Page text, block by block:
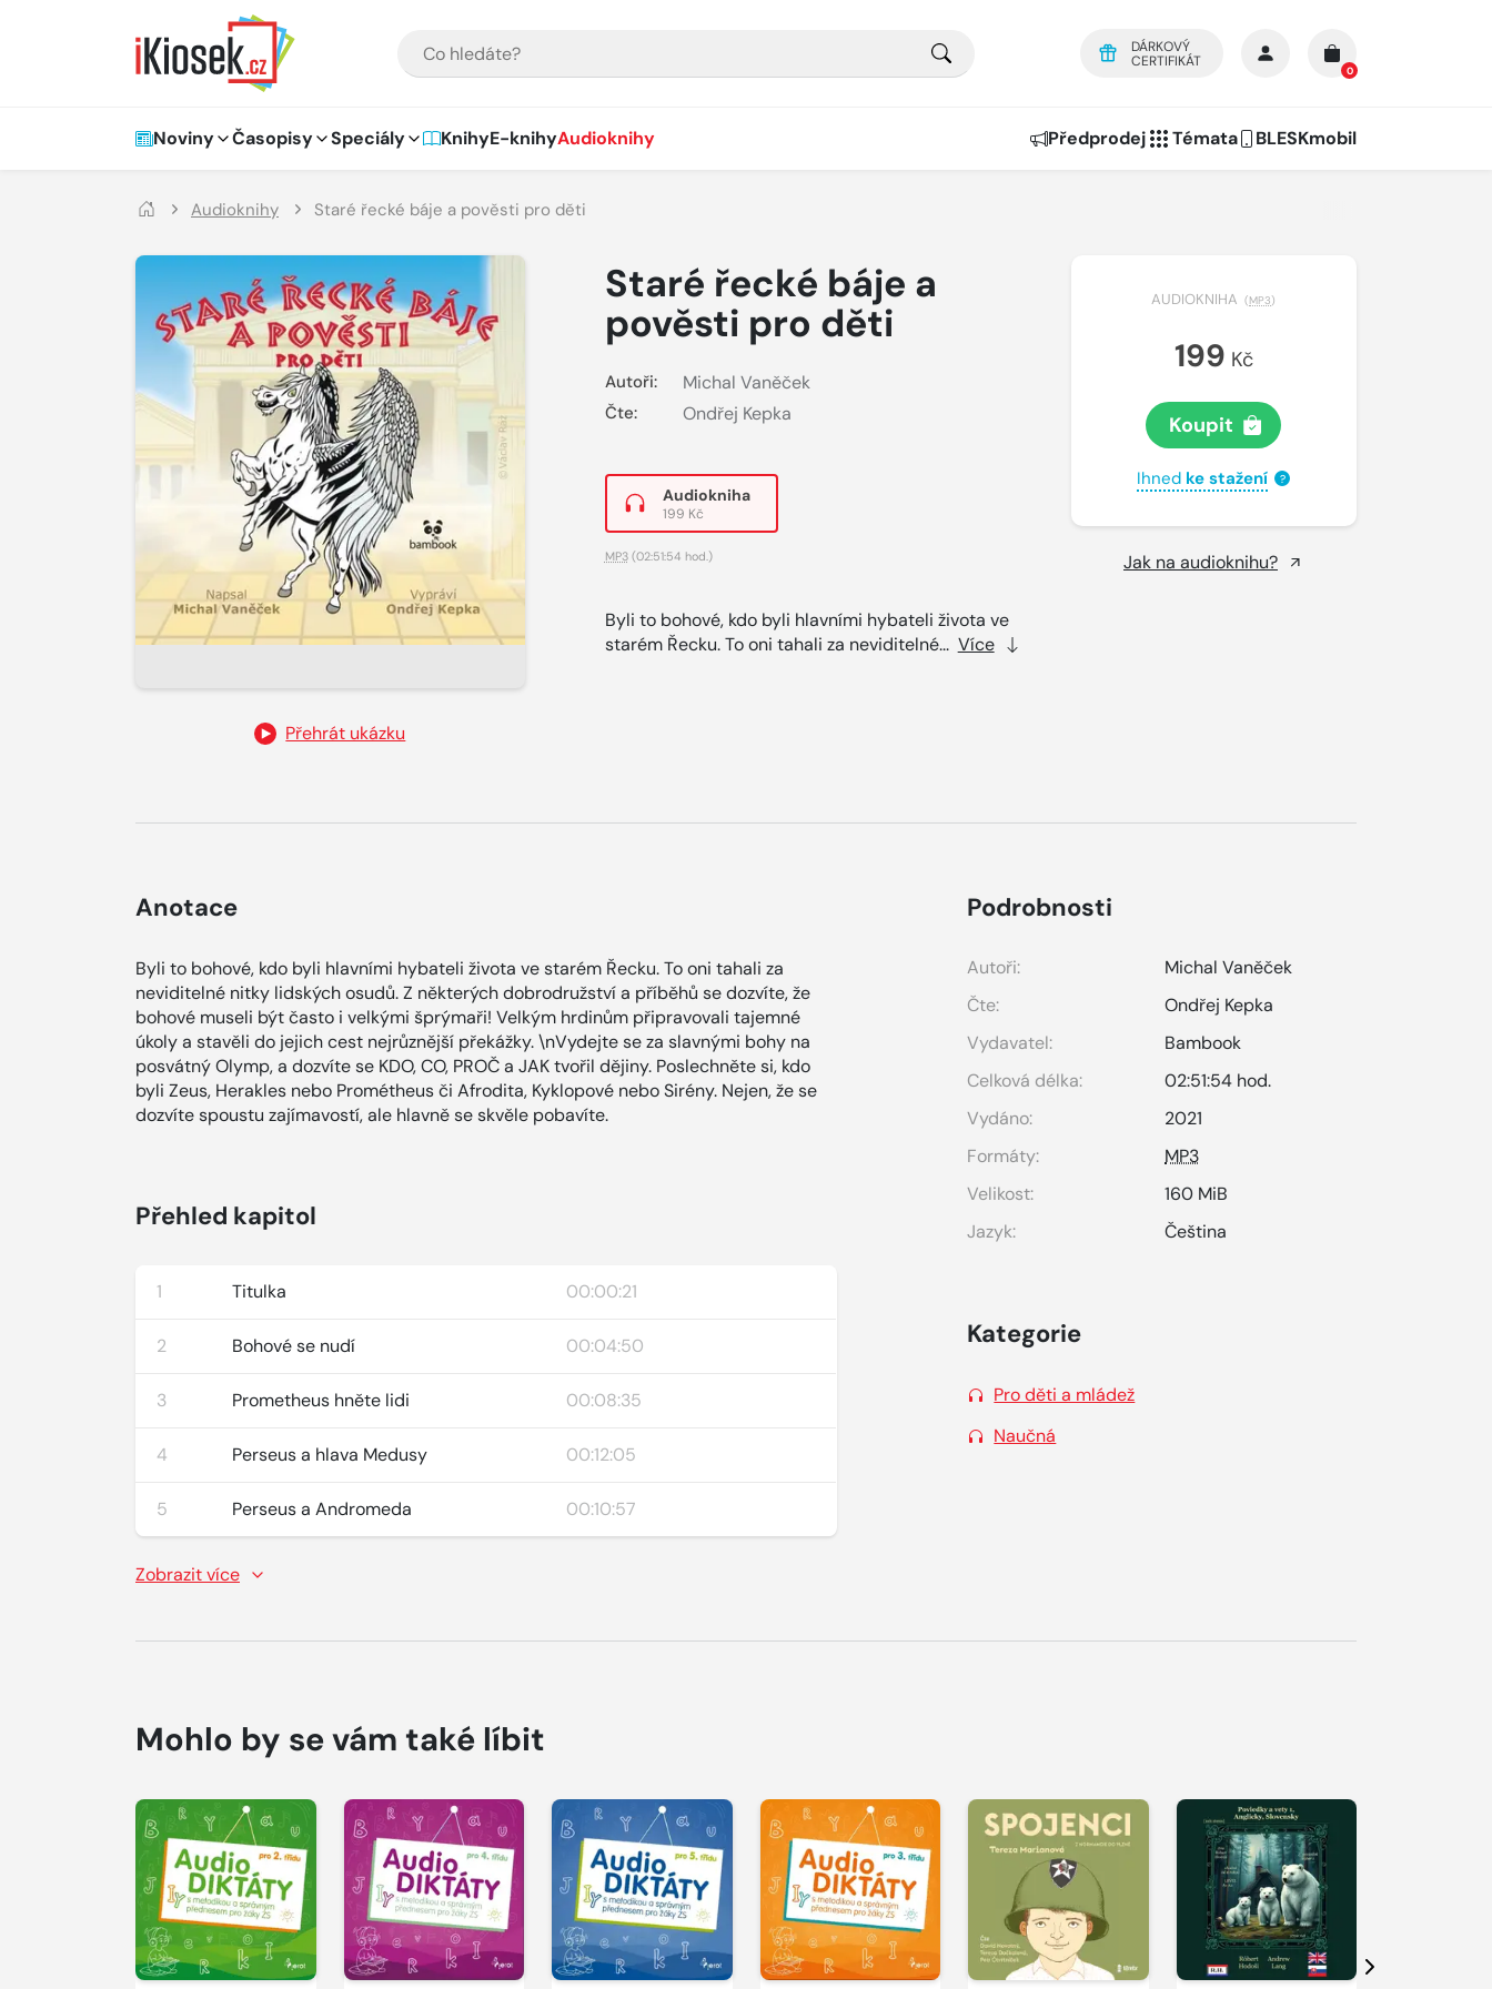
DÁRKOVÝ
CERTIFIKÁT
0
Hlavní navigace
Noviny Časopisy Speciály KnihyE-knihyAudioknihy Předprodej Témata BLESKmobil
Audioknihy Staré řecké báje a pověsti pro děti
Přehrát ukázku
Staré řecké báje a
pověsti pro děti
Autoři: Michal Vaněček
Čte: Ondřej Kepka
Audiokniha
199 Kč
MP3(02:51:54 hod.)
Byli to bohové, kdo byli hlavními hybateli života ve
starém Řecku. To oni tahali za neviditelné... Více
AUDIOKNIHA (MP3)
199 Kč
Koupit
Ihned ke stažení ?
Jak na audioknihu?
Anotace
Byli to bohové, kdo byli hlavními hybateli života ve starém Řecku. To oni tahali za
neviditelné nitky lidských osudů. Z některých dobrodružství a příběhů se dozvíte, že
bohové museli být často i velkými šprýmaři! Velkým hrdinům připravovali tajemné
úkoly a stavěli do jejich cest nejrůznější překážky. \nVydejte se za slavnými bohy na
posvátný Olymp, a dozvíte se KDO, CO, PROČ a JAK tvořil dějiny. Poslechněte si, kdo
byli Zeus, Herakles nebo Prométheus či Afrodita, Kyklopové nebo Sirény. Nejen, že se
dozvíte spoustu zajímavostí, ale hlavně se skvěle pobavíte.
Přehled kapitol
1 Titulka 00:00:21
2 Bohové se nudí 00:04:50
3 Prometheus hněte lidi 00:08:35
4 Perseus a hlava Medusy 00:12:05
5 Perseus a Andromeda 00:10:57
Zobrazit více
Podrobnosti
Autoři:
Michal Vaněček
Čte:
Ondřej Kepka
Vydavatel:
Bambook
Celková délka:
02:51:54 hod.
Vydáno:
2021
Formáty:
MP3
Velikost:
160 MiB
Jazyk:
Čeština
Kategorie
Pro děti a mládež
Naučná
Mohlo by se vám také líbit
Přehrát
ukázku
Přehrát
ukázku
Přehrát
ukázku
Přehrát
ukázku
Přehrát
ukázku
Přehrát
ukázku
Další